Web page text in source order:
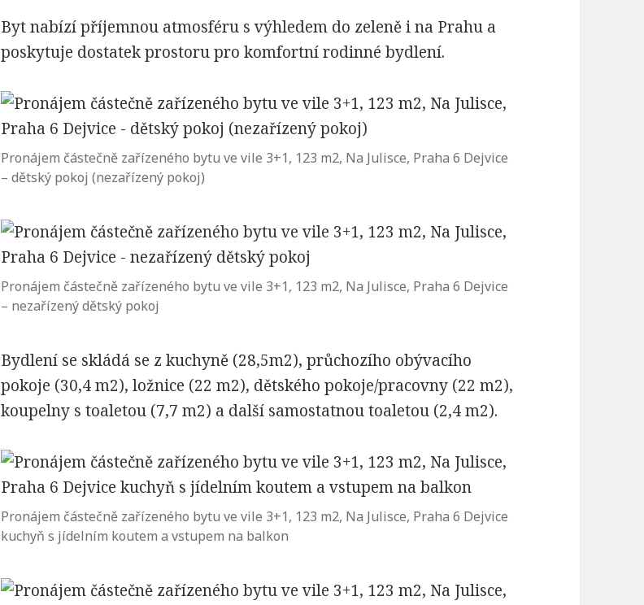
Byt nabízí příjemnou atmosféru s výhledem do zeleně i na Prahu a
poskytuje dostatek prostoru pro komfortní rodinné bydlení.
Pronájem částečně zařízeného bytu ve vile 3+1, 123 m2, Na Julisce, Praha 6 Dejvice
– dětský pokoj (nezařízený pokoj)
Pronájem částečně zařízeného bytu ve vile 3+1, 123 m2, Na Julisce, Praha 6 Dejvice
– nezařízený dětský pokoj
Bydlení se skládá se z kuchyně (28,5m2), průchozího obývacího
pokoje (30,4 m2), ložnice (22 m2), dětského pokoje/pracovny (22 m2),
koupelny s toaletou (7,7 m2) a další samostatnou toaletou (2,4 m2).
Pronájem částečně zařízeného bytu ve vile 3+1, 123 m2, Na Julisce, Praha 6 Dejvice
kuchyň s jídelním koutem a vstupem na balkon